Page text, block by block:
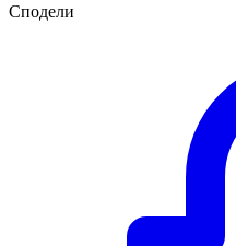
Сподели